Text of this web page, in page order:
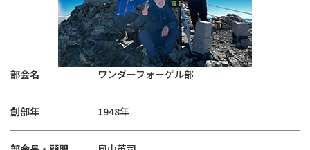
部会名 ワンダーフォーゲル部
創部年 1948年